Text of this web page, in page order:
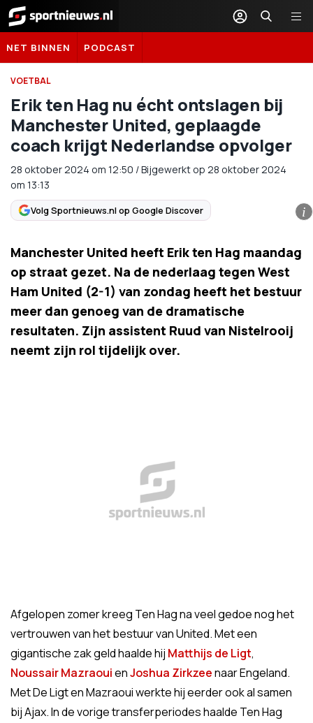
Sportnieuws.nl
NET BINNEN PODCAST
VOETBAL
Erik ten Hag nu écht ontslagen bij
Manchester United, geplaagde
coach krijgt Nederlandse opvolger
28 oktober 2024 om 12:50 /Bijgewerkt op 28 oktober 2024
om 13:13
Volg Sportnieuws.nl op Google Discover i
Manchester United heeft Erik ten Hag maandag
op straat gezet. Na de nederlaag tegen West
Ham United (2-1) van zondag heeft het bestuur
meer dan genoeg van de dramatische
resultaten. Zijn assistent Ruud van Nistelrooij
neemt zijn rol tijdelijk over.
Afgelopen zomer kreeg Ten Hag na veel gedoe nog het
vertrouwen van het bestuur van United. Met een
gigantische zak geld haalde hij Matthijs de Ligt,
Noussair MazraouienJoshua Zirkzeenaar Engeland.
Met De Ligt en Mazraoui werkte hij eerder ook al samen
bij Ajax. In de vorige transferperiodes haalde Ten Hag